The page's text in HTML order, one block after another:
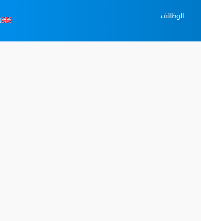
الوظائف